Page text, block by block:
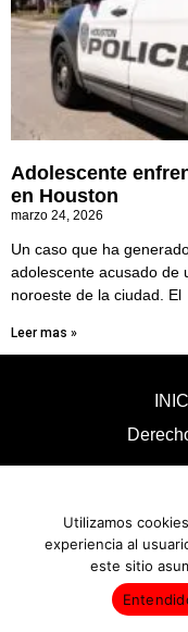
Adolescente
en Houston
marzo 24, 2026
Un caso que ha
adolescente acusado de
noroeste de la ciudad. El
Leer mas »
Utilizamos
experiencia al
este sitio